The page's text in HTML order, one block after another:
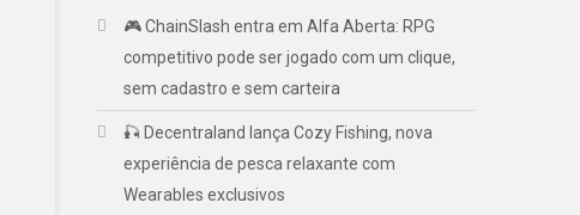
🎮 ChainSlash entra em Alfa Aberta: RPG
competitivo pode ser jogado com um clique,
sem cadastro e sem carteira
🎣 Decentraland lança Cozy Fishing, nova
experiência de pesca relaxante com
Wearables exclusivos